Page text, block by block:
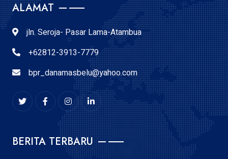
ALAMAT
jln. Seroja- Pasar Lama-Atambua
+62812-3913-7779
bpr_danamasbelu@yahoo.com
BERITA TERBARU